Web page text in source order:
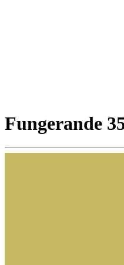
Fungerande